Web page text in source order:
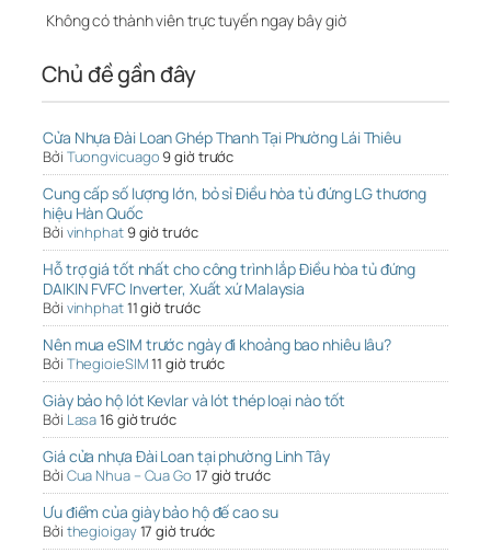
Không có thành viên trực tuyến ngay bây giờ
Chủ đề gần đây
Cửa Nhựa Đài Loan Ghép Thanh Tại Phường Lái Thiêu
Bởi Tuongvicuago9 giờ trước
Cung cấp số lượng lớn, bỏ sỉ Điều hòa tủ đứng LG thương
hiệu Hàn Quốc
Bởi vinhphat9 giờ trước
Hỗ trợ giá tốt nhất cho công trình lắp Điều hòa tủ đứng
DAIKIN FVFC Inverter, Xuất xứ Malaysia
Bởi vinhphat11 giờ trước
Nên mua eSIM trước ngày đi khoảng bao nhiêu lâu?
Bởi ThegioieSIM11 giờ trước
Giày bảo hộ lót Kevlar và lót thép loại nào tốt
Bởi Lasa16 giờ trước
Giá cửa nhựa Đài Loan tại phường Linh Tây
Bởi Cua Nhua – Cua Go 17 giờ trước
Ưu điểm của giày bảo hộ đế cao su
Bởi thegioigay17 giờ trước